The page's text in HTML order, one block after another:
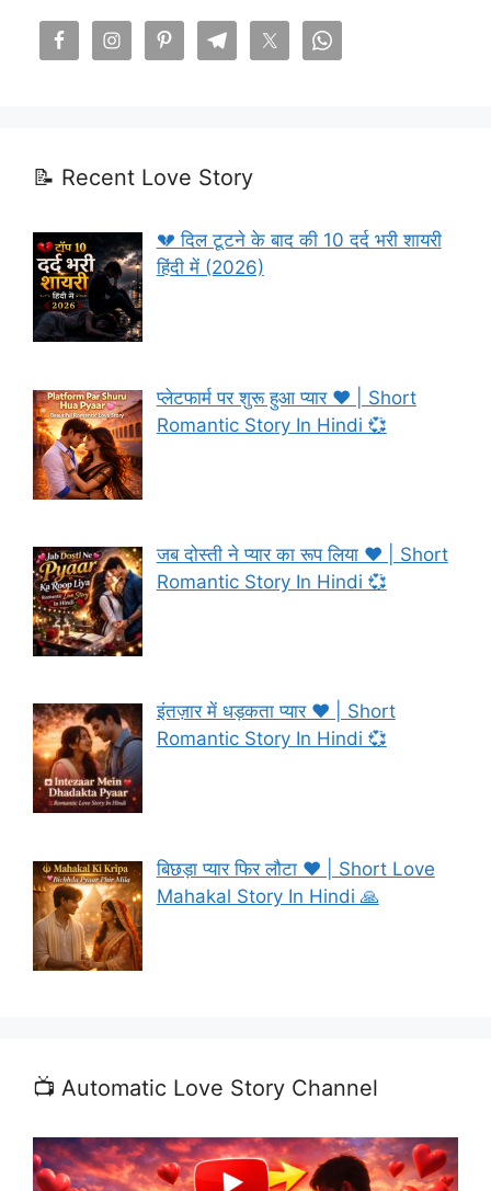
📝 Recent Love Story
💔 दिल टूटने के बाद की 10 दर्द भरी शायरी
हिंदी में (2026)
प्लेटफार्म पर शुरू हुआ प्यार ❤️ | Short
Romantic Story In Hindi 💞
जब दोस्ती ने प्यार का रूप लिया ❤️ | Short
Romantic Story In Hindi 💞
इंतज़ार में धड़कता प्यार ❤️ | Short
Romantic Story In Hindi 💞
बिछड़ा प्यार फिर लौटा ❤️ | Short Love
Mahakal Story In Hindi 🙏
📺 Automatic Love Story Channel